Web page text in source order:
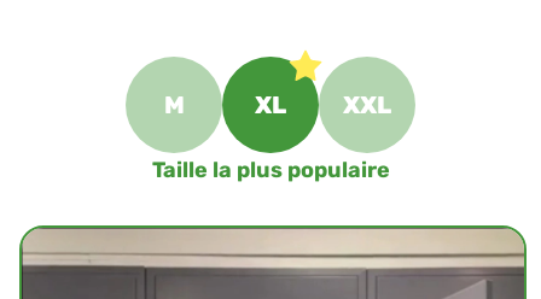
M XL XXL
Taille la plus populaire